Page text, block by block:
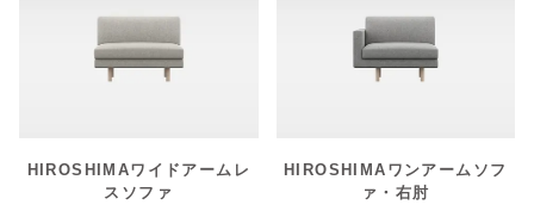
HIROSHIMAワイドアームレ
スソファ
HIROSHIMAワンアームソフ
ァ・右肘